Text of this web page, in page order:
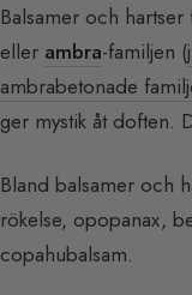
Balsamer och
eller ambra-familjen (
ambrabetonade
ger mystik åt doften.
Bland balsamer och
rökelse, opopanax,
copahubalsam.